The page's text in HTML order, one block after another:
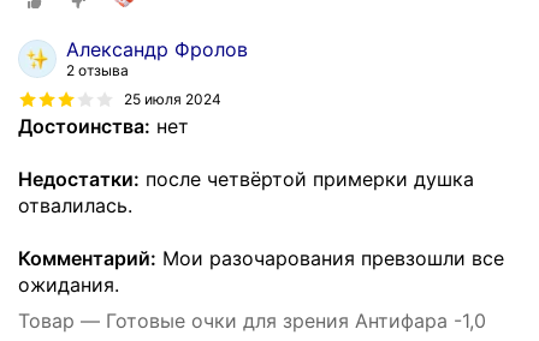
Александр Фролов
2 отзыва
25 июля 2024
Достоинства: нет
Недостатки: после четвёртой примерки душка
отвалилась.
Комментарий: Мои разочарования превзошли все
ожидания.
Товар — Готовые очки для зрения Антифара -1,0